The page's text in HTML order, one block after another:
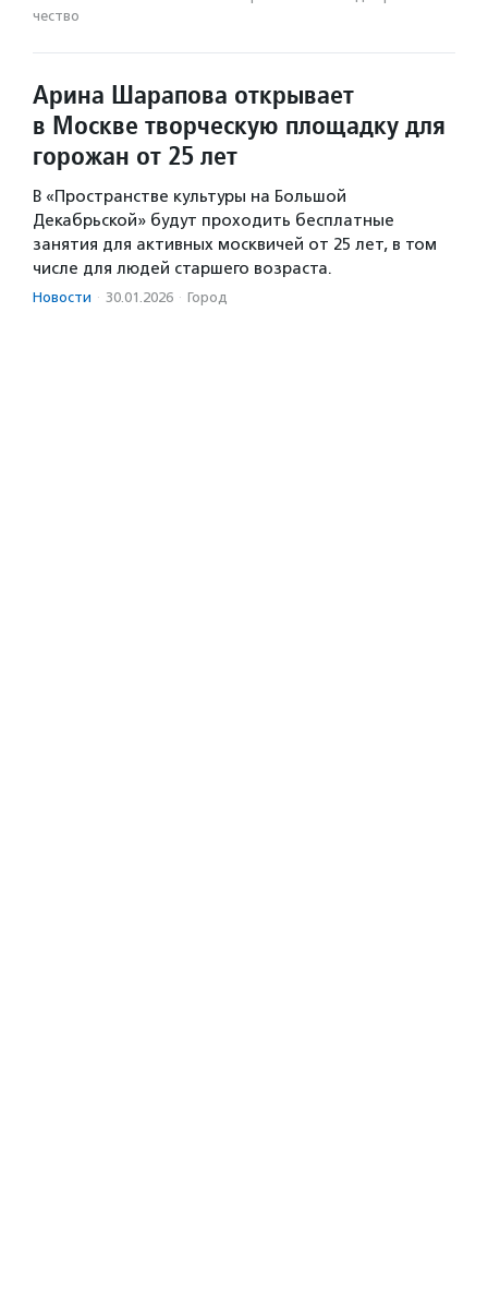
чест­во
Арина Шарапова открывает
в Москве творческую площадку для
горожан от 25 лет
В «Пространстве культуры на Большой
Декабрьской» будут проходить бесплатные
занятия для активных москвичей от 25 лет, в том
числе для людей старшего возраста.
Новости · 30.01.2026 · Город